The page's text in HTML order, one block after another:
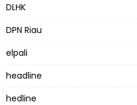
DLHK
DPN Riau
elpali
headline
hedline